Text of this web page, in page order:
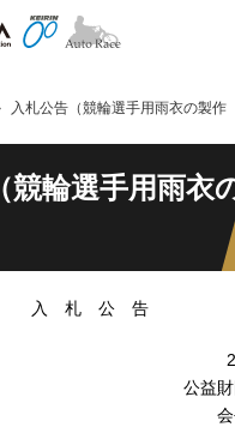
入札公告（競輪選手用雨衣の製作
競輪選手用雨衣
入 札 公 告
公益